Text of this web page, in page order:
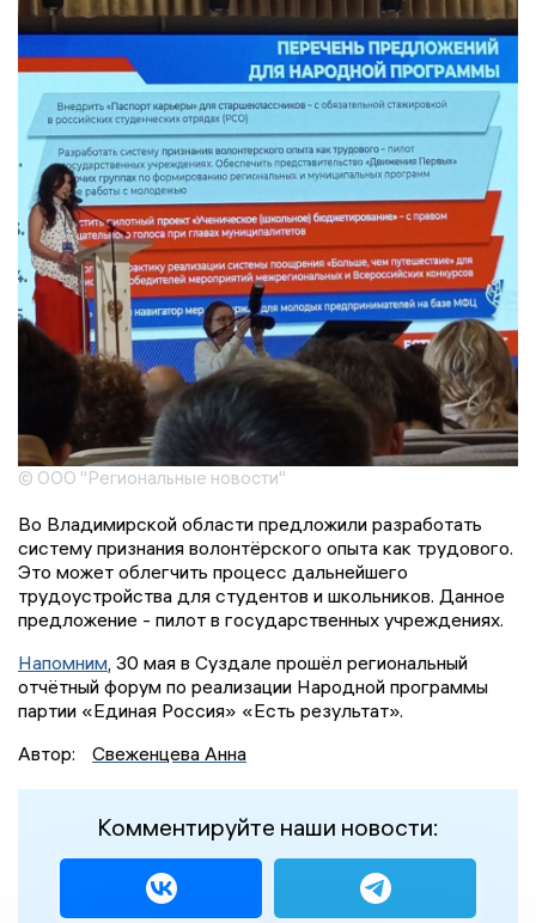
© ООО "Региональные новости"
Во Владимирской области предложили разработать
систему признания волонтёрского опыта как трудового.
Это может облегчить процесс дальнейшего
трудоустройства для студентов и школьников. Данное
предложение - пилот в государственных учреждениях.
Напомним, 30 мая в Суздале прошёл региональный
отчётный форум по реализации Народной программы
партии «Единая Россия» «Есть результат».
Автор:
Свеженцева Анна
Комментируйте наши новости: